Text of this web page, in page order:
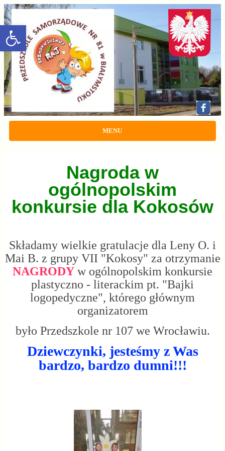
rozwiń/zwiń panel
MENU
Nagroda w
ogólnopolskim
konkursie dla Kokosów
Składamy wielkie gratulacje dla Leny O. i
Mai B. z grupy VII "Kokosy" za otrzymanie
NAGRODY w ogólnopolskim konkursie
plastyczno - literackim pt. "Bajki
logopedyczne", którego głównym
organizatorem
było Przedszkole nr 107 we Wrocławiu.
Dziewczynki, jesteśmy z Was
bardzo, bardzo dumni!!!